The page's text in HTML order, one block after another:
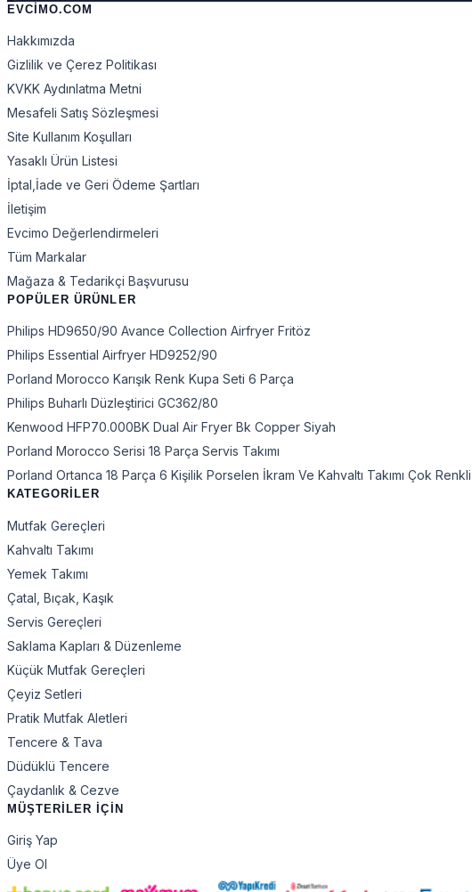
EVCIMO.COM
Hakkımızda
Gizlilik ve Çerez Politikası
KVKK Aydınlatma Metni
Mesafeli Satış Sözleşmesi
Site Kullanım Koşulları
Yasaklı Ürün Listesi
İptal,İade ve Geri Ödeme Şartları
İletişim
Evcimo Değerlendirmeleri
Tüm Markalar
Mağaza & Tedarikçi Başvurusu
POPÜLER ÜRÜNLER
Philips HD9650/90 Avance Collection Airfryer Fritöz
Philips Essential Airfryer HD9252/90
Porland Morocco Karışık Renk Kupa Seti 6 Parça
Philips Buharlı Düzleştirici GC362/80
Kenwood HFP70.000BK Dual Air Fryer Bk Copper Siyah
Porland Morocco Serisi 18 Parça Servis Takımı
Porland Ortanca 18 Parça 6 Kişilik Porselen İkram Ve Kahvaltı Takımı Çok Renkli
KATEGORİLER
Mutfak Gereçleri
Kahvaltı Takımı
Yemek Takımı
Çatal, Bıçak, Kaşık
Servis Gereçleri
Saklama Kapları & Düzenleme
Küçük Mutfak Gereçleri
Çeyiz Setleri
Pratik Mutfak Aletleri
Tencere & Tava
Düdüklü Tencere
Çaydanlık & Cezve
MÜŞTERİLER İÇİN
Giriş Yap
Üye Ol